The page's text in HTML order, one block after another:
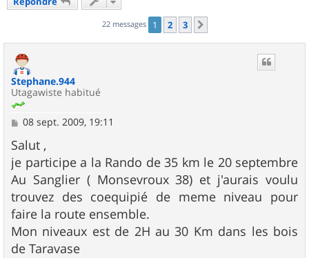
22 messages 1 2 3
Stephane.944
Utagawiste habitué
M
s
s
a
g
e
08 sept. 2009, 19:11
Salut ,
je participe a la Rando de 35 km le 20 septembre
Au Sanglier ( Monsevroux 38) et j'aurais voulu
trouvez des coequipié de meme niveau pour
faire la route ensemble.
Mon niveaux est de 2H au 30 Km dans les bois
de Taravase